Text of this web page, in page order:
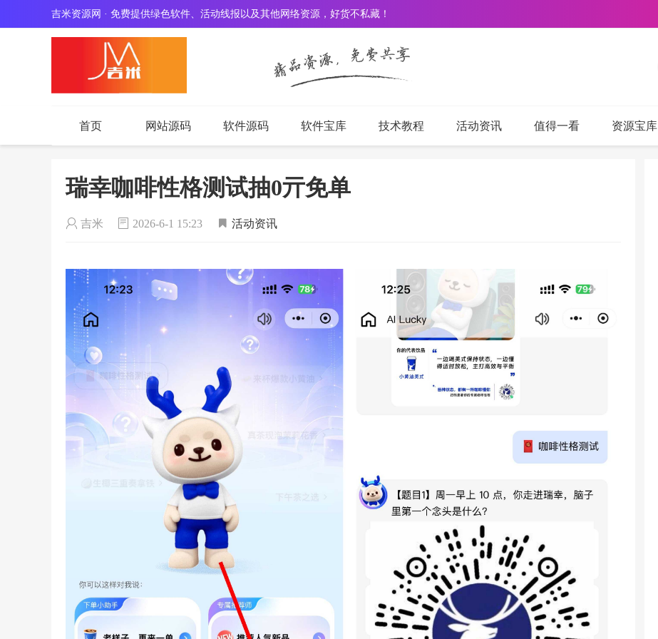
吉米资源网 · 免费提供绿色软件、活动线报以及其他网络资源，好货不私藏！
首页 网站源码 软件源码 软件宝库 技术教程 活动资讯 值得一看 资源宝库
瑞幸咖啡性格测试抽0亓免单
吉米 2026-6-1 15:23 活动资讯